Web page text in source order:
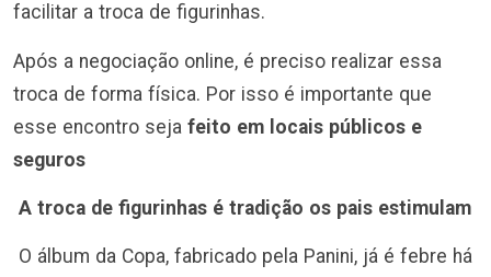
facilitar a troca de figurinhas.
Após a negociação online, é preciso realizar essa
troca de forma física. Por isso é importante que
esse encontro seja feito em locais públicos e
seguros
A troca de figurinhas é tradição os pais estimulam
O álbum da Copa, fabricado pela Panini, já é febre há